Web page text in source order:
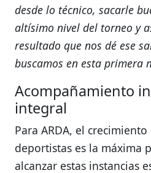
desde lo técnico, sacarle
altísimo nivel del torneo y
resultado que nos dé ese
buscamos en esta primera
Acompañamiento
integral
Para ARDA, el
deportistas es la máxima
alcanzar estas instancias